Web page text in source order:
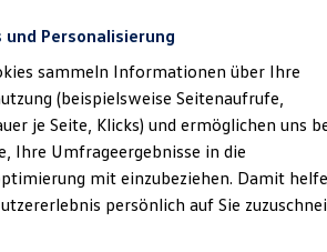
mit Schlussrate
und Garantien
Class bei Volkswagen
Impressum & Rechtliches
Personalisierung
sammeln Informationen über Ihre
(beispielsweise Seitenaufrufe,
je Seite, Klicks) und ermöglichen uns
Ihre Umfrageergebnisse in die
mit einzubeziehen. Damit
persönlich auf Sie